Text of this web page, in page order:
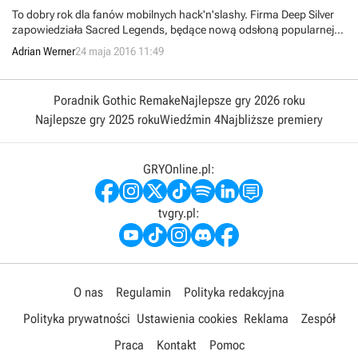
To dobry rok dla fanów mobilnych hack'n'slashy. Firma Deep Silver
zapowiedziała Sacred Legends, będące nową odsłoną popularnej
pecetowo-konsolowej marki.
Adrian Werner24 maja 2016 11:49
Poradnik Gothic RemakeNajlepsze gry 2026 roku
Najlepsze gry 2025 rokuWiedźmin 4Najbliższe premiery
GRYOnline.pl:
tvgry.pl:
O nas Regulamin
Polityka redakcyjna
Polityka prywatności Ustawienia cookies Reklama
Zespół
Praca
Kontakt Pomoc